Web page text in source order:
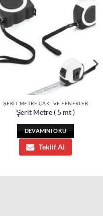
ŞERİT METRE ÇAKI VE FENERLER
Şerit Metre ( 5 mt )
DEVAMINI OKU
Teklif Al